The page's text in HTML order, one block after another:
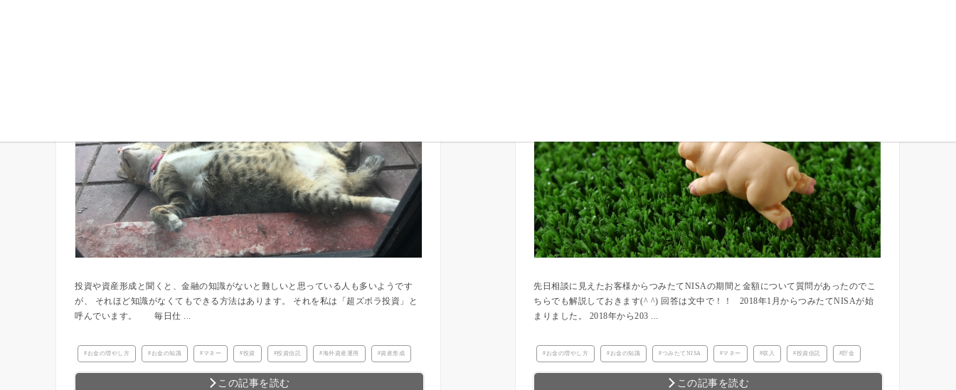
投資や資産形成と聞くと、金融の知識がないと難しいと思っている人も多いようです
が、 それほど知識がなくてもできる方法はあります。 それを私は「超ズボラ投資」と
呼んでいます。 毎日仕 ...
この記事を読む
お金の増やし方 お金の知識 マネー 投資 投資信託 海外資産運用 資産形成
先日相談に見えたお客様からつみたてNISAの期間と金額について質問があったのでこ
ちらでも解説しておきます(^ ^) 回答は文中で！！ 2018年1月からつみたてNISAが始
まりました。 2018年から203 ...
この記事を読む
お金の増やし方 お金の知識 つみたてNISA マネー 収入 投資信託 貯金